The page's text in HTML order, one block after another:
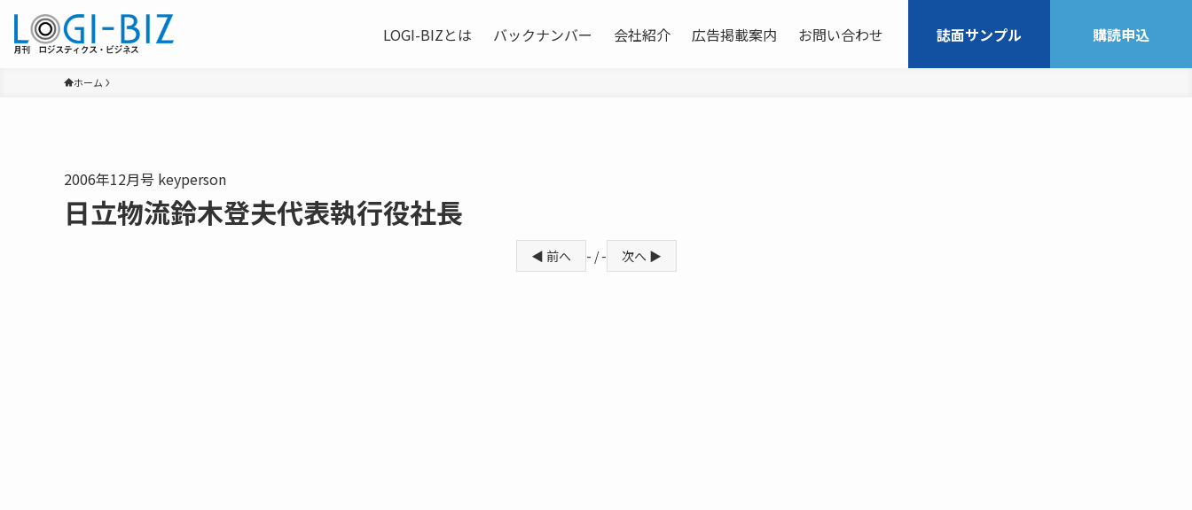
LOGI-BIZとは バックナンバー 会社紹介 広告掲載案内 お問い合わせ 誌面サンプル 購読申込
ホーム
2006年12月号 keyperson
日立物流鈴木登夫代表執行役社長
◀ 前へ - / - 次へ ▶